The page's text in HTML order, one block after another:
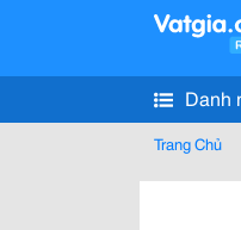
Danh
Trang Chủ